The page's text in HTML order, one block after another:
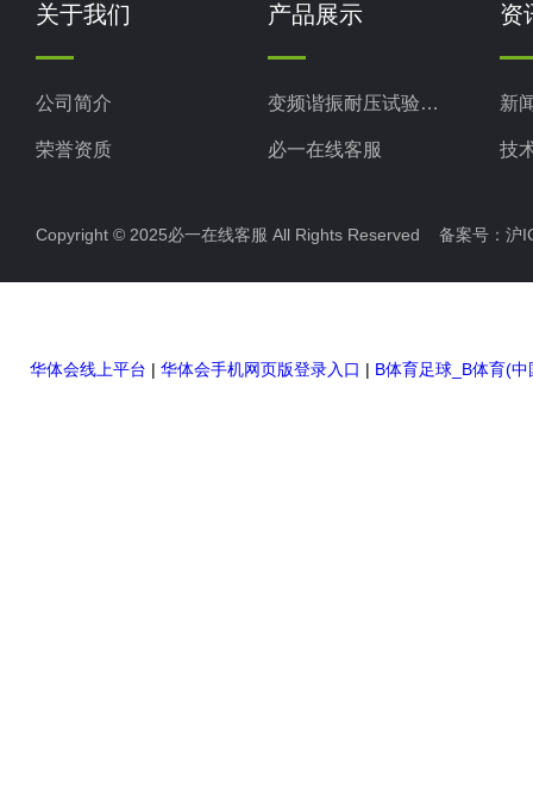
关于我们
公司简介
荣誉资质
产品展示
变频谐振耐压试验装置
必一在线客服
防雷检测仪器设备
高压无线核相仪
双钳相位伏安表
资
新
技
Copyright © 2025必一在线客服 All Rights Reserved 备案号： 沪
华体会线上平台 | 华体会手机网页版登录入口 | B体育足球_B体育(中